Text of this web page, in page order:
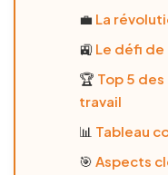
💼 La
🚉 Le défi
🏆 Top 5
travail
📊 Tableau
🎯 Aspects